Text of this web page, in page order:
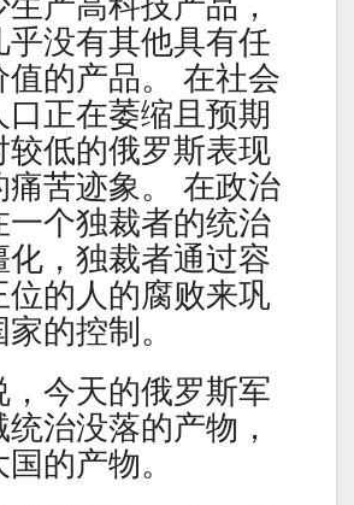
乎没有其他具有任
值的产品。 在社会
口正在萎缩且预期
较低的俄罗斯表现
痛苦迹象。 在政治
一个独裁者的统治
化，独裁者通过容
位的人的腐败来巩
的控制。
，今天的俄罗斯军
统治没落的产物，
的产物。